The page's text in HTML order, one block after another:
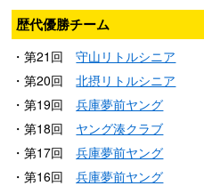
歴代優勝チーム
・第21回守山リトルシニア
・第20回北摂リトルシニア
・第19回兵庫夢前ヤング
・第18回 ヤング湊クラブ
・第17回兵庫夢前ヤング
・第16回兵庫夢前ヤング